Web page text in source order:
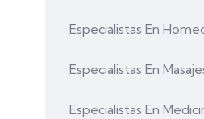
Especialistas En
Especialistas En
Especialistas En